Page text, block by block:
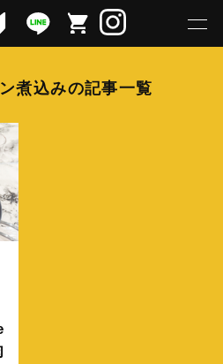
煮込みの記事一覧